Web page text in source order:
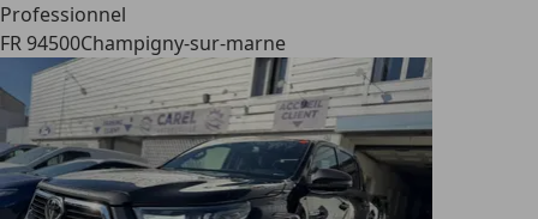
Professionnel
FR 94500Champigny-sur-marne